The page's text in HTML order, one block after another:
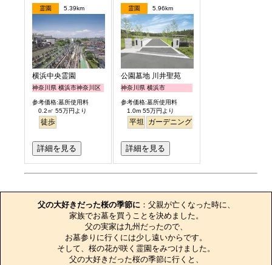
霊園 5.39km
横浜中央霊園
神奈川県 横浜市神奈川区
参考価格:墓所使用料
0.2㎡ 55万円より
徒歩
詳細を見る
霊園 5.96km
公園墓地 川井聖苑
神奈川県 横浜市
参考価格:墓所使用料
1.0m 55万円より
平坦 ガーデニング
詳細を見る
父の大好きだった桜の季節に：父親が亡くなった時に、
家族でお墓を買うことを決めました。
父の実家は九州だったので、
お墓参りに行くには少し遠いからです。
そして、桜の花が咲く霊園をみつけました。
父の大好きだった桜の季節に行くと、